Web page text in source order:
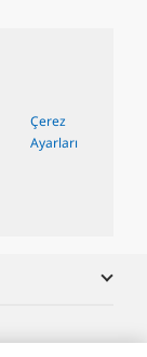
Çerez
Ayarları